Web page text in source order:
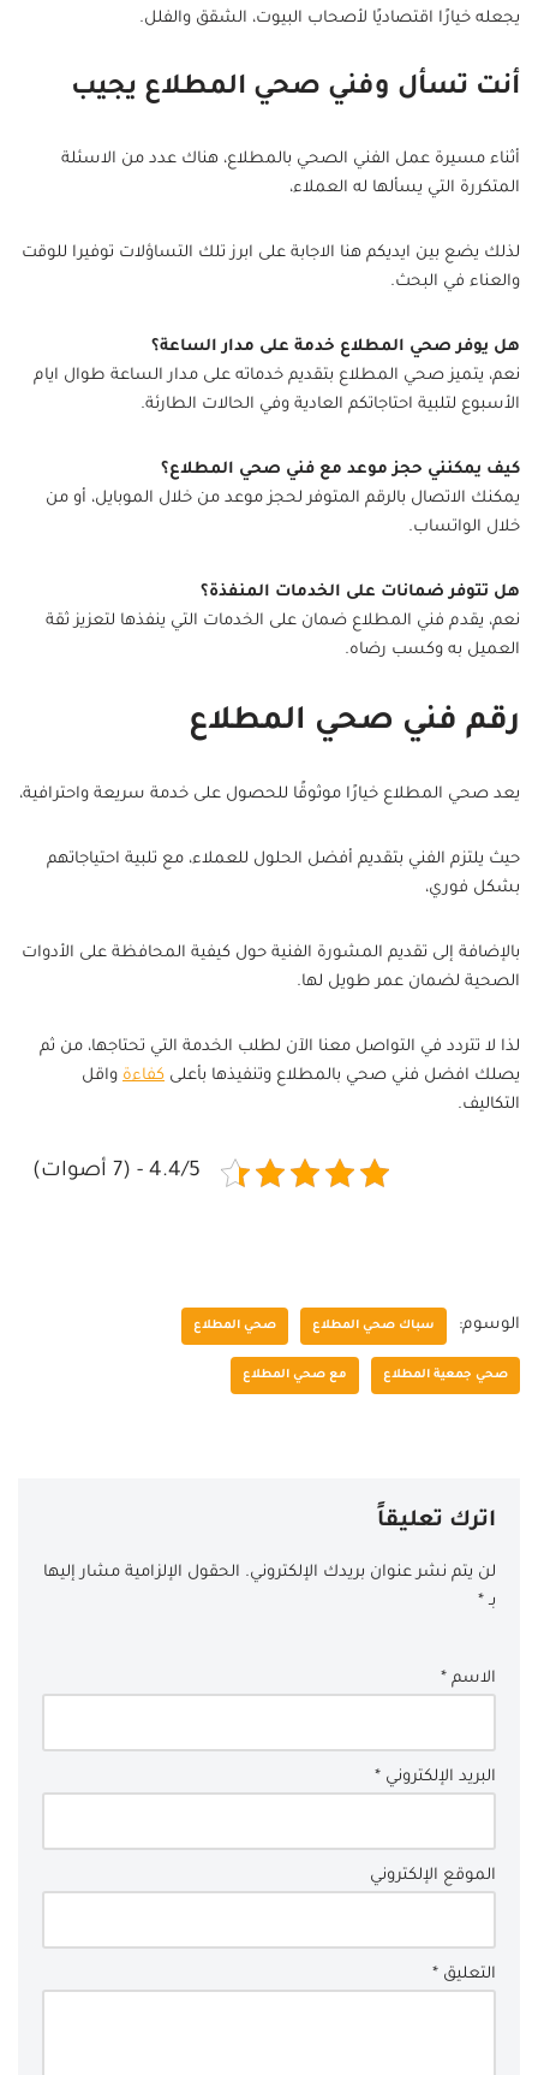
يجعله خيارًا اقتصاديًا لأصحاب البيوت، الشقق والفلل.
أنت تسأل وفني صحي المطلاع يجيب
أثناء مسيرة عمل الفني الصحي بالمطلاع، هناك عدد من الاسئلة
المتكررة التي يسألها له العملاء،
لذلك يضع بين ايديكم هنا الاجابة على ابرز تلك التساؤلات توفيرا للوقت
والعناء في البحث.
هل يوفر صحي المطلاع خدمة على مدار الساعة؟
نعم، يتميز صحي المطلاع بتقديم خدماته على مدار الساعة طوال ايام
الأسبوع لتلبية احتاجاتكم العادية وفي الحالات الطارئة.
كيف يمكنني حجز موعد مع فني صحي المطلاع؟
يمكنك الاتصال بالرقم المتوفر لحجز موعد من خلال الموبايل، أو من
خلال الواتساب.
هل تتوفر ضمانات على الخدمات المنفذة؟
نعم، يقدم فني المطلاع ضمان على الخدمات التي ينفذها لتعزيز ثقة
العميل به وكسب رضاه.
رقم فني صحي المطلاع
يعد صحي المطلاع خيارًا موثوقًا للحصول على خدمة سريعة واحترافية،
حيث يلتزم الفني بتقديم أفضل الحلول للعملاء، مع تلبية احتياجاتهم
بشكل فوري،
بالإضافة إلى تقديم المشورة الفنية حول كيفية المحافظة على الأدوات
الصحية لضمان عمر طويل لها.
لذا لا تتردد في التواصل معنا الآن لطلب الخدمة التي تحتاجها، من ثم
يصلك افضل فني صحي بالمطلاع وتنفيذها بأعلى كفاءة واقل
التكاليف.
4.4/5 - (7 أصوات)
الوسوم: سباك صحي المطلاع صحي المطلاع
صحي جمعية المطلاع مع صحي المطلاع
اترك تعليقاً
لن يتم نشر عنوان بريدك الإلكتروني. الحقول الإلزامية مشار إليها
بـ *
الاسم *
البريد الإلكتروني *
الموقع الإلكتروني
التعليق *